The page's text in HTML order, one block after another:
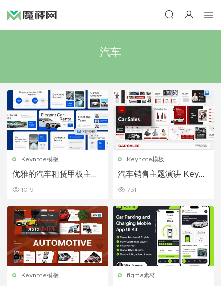
汽车
Keynote模板
优雅的汽车租赁甲板主题
1019
Keynote模板
汽车销售主题演讲 Keyno
731
Keynote模板 figma素材